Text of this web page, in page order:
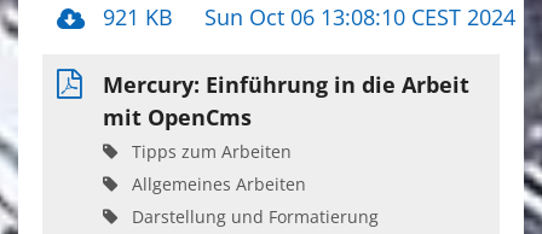
921 KB Sun Oct 06 13:08:10 CEST 2024
Mercury: Einführung in die Arbeit
mit OpenCms
Tipps zum Arbeiten
Allgemeines Arbeiten
Darstellung und Formatierung